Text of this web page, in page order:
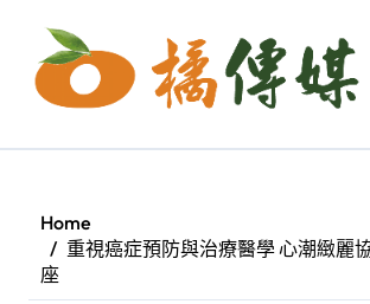
content
Home
重視癌症預防與治療醫學 心潮緻麗
座